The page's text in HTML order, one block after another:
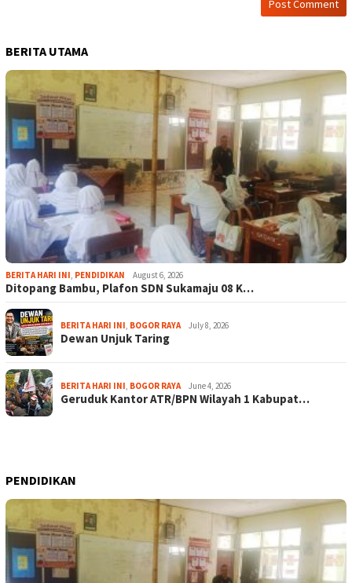
BERITA UTAMA
BERITA HARI INI, PENDIDIKAN August 6, 2026
Ditopang Bambu, Plafon SDN Sukamaju 08 K…
BERITA HARI INI, BOGOR RAYA July 8, 2026
Dewan Unjuk Taring
BERITA HARI INI, BOGOR RAYA June 4, 2026
Geruduk Kantor ATR/BPN Wilayah 1 Kabupat…
PENDIDIKAN